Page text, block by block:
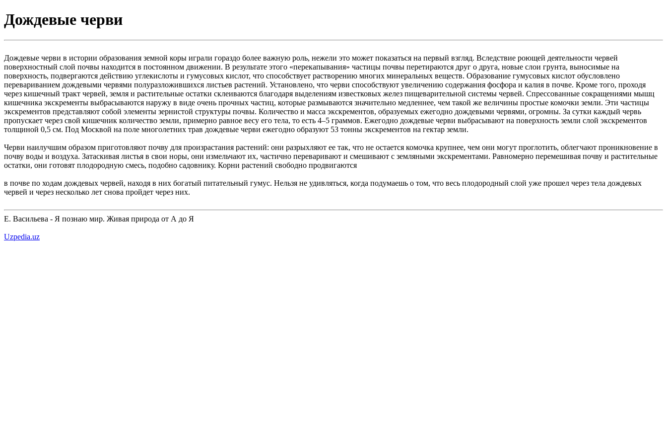
Дождевые черви
Дождевые черви в истории образования земной коры играли гораздо более важную роль, нежели это может показаться на первый взгляд. Вследствие роющей деятельности червей
поверхностный слой почвы находится в постоянном движении. В результате этого «перекапывания» частицы почвы перетираются друг о друга, новые слои грунта, выносимые на
поверхность, подвергаются действию углекислоты и гумусовых кислот, что способствует растворению многих минеральных веществ. Образование гумусовых кислот обусловлено
перевариванием дождевыми червями полуразложившихся листьев растений. Установлено, что черви способствуют увеличению содержания фосфора и калия в почве. Кроме того, проходя
через кишечный тракт червей, земля и растительные остатки склеиваются благодаря выделениям известковых желез пищеварительной системы червей. Спрессованные сокращениями мышц
кишечника экскременты выбрасываются наружу в виде очень прочных частиц, которые размываются значительно медленнее, чем такой же величины простые комочки земли. Эти частицы
экскрементов представляют собой элементы зернистой структуры почвы. Количество и масса экскрементов, образуемых ежегодно дождевыми червями, огромны. За сутки каждый червь
пропускает через свой кишечник количество земли, примерно равное весу его тела, то есть 4–5 граммов. Ежегодно дождевые черви выбрасывают на поверхность земли слой экскрементов
толщиной 0,5 см. Под Москвой на поле многолетних трав дождевые черви ежегодно образуют 53 тонны экскрементов на гектар земли.
Черви наилучшим образом приготовляют почву для произрастания растений: они разрыхляют ее так, что не остается комочка крупнее, чем они могут проглотить, облегчают проникновение в
почву воды и воздуха. Затаскивая листья в свои норы, они измельчают их, частично переваривают и смешивают с земляными экскрементами. Равномерно перемешивая почву и растительные
остатки, они готовят плодородную смесь, подобно садовнику. Корни растений свободно продвигаются
в почве по ходам дождевых червей, находя в них богатый питательный гумус. Нельзя не удивляться, когда подумаешь о том, что весь плодородный слой уже прошел через тела дождевых
червей и через несколько лет снова пройдет через них.
Е. Васильева - Я познаю мир. Живая природа от А до Я
Uzpedia.uz